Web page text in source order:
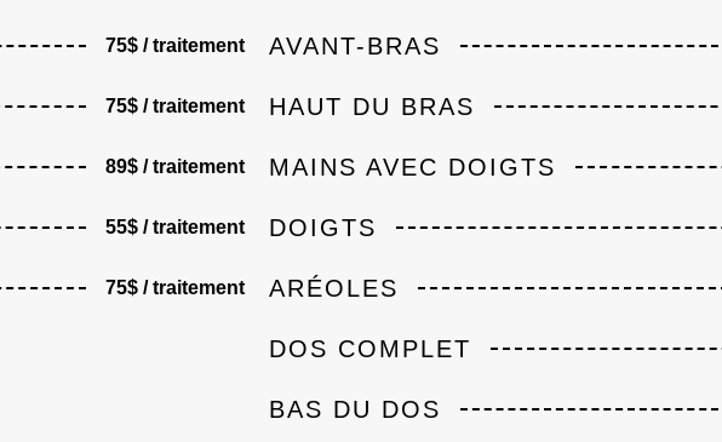
75$ / traitement
75$ / traitement
89$ / traitement
55$ / traitement
75$ / traitement
AVANT-BRAS
HAUT DU BRAS
MAINS AVEC DOIGTS
DOIGTS
ARÉOLES
DOS COMPLET
BAS DU DOS